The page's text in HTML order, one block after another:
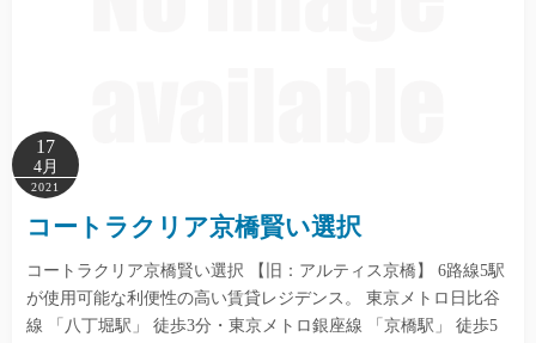
17
4月
2021
コートラクリア京橋賢い選択
コートラクリア京橋賢い選択 【旧：アルティス京橋】 6路線5駅
が使用可能な利便性の高い賃貸レジデンス。 東京メトロ日比谷
線 「八丁堀駅」 徒歩3分・東京メトロ銀座線 「京橋駅」 徒歩5